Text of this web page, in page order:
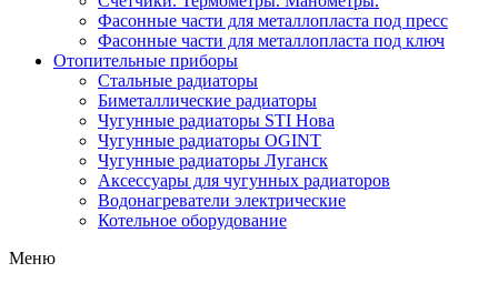
Фасонные части для металлопласта под пресс
Фасонные части для металлопласта под ключ
Отопительные приборы
Стальные радиаторы
Биметаллические радиаторы
Чугунные радиаторы STI Нова
Чугунные радиаторы OGINT
Чугунные радиаторы Луганск
Аксессуары для чугунных радиаторов
Водонагреватели электрические
Котельное оборудование
Меню